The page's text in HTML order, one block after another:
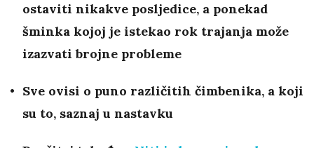
ostaviti nikakve posljedice, a ponekad
šminka kojoj je istekao rok trajanja može
izazvati brojne probleme
Sve ovisi o puno različitih čimbenika, a koji
su to, saznaj u nastavku